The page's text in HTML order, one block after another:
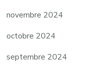
novembre 2024
octobre 2024
septembre 2024